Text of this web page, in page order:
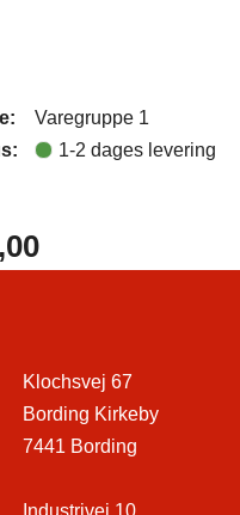
Varegruppe 1
1-2 dages levering
Klochsvej 67
Bording Kirkeby
7441 Bording
Industrivej 10